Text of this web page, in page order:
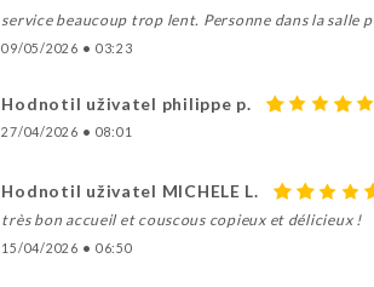
service beaucoup trop lent. Personne dans la salle
09/05/2026 • 03:23
Hodnotil uživatel philippe p.
27/04/2026 • 08:01
Hodnotil uživatel MICHELE L.
très bon accueil et couscous copieux et délicieux !
15/04/2026 • 06:50